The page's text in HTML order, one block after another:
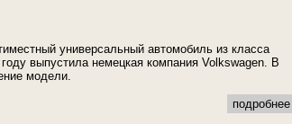
универсальный автомобиль из класса
выпустила немецкая компания Volkswagen. В
модели.